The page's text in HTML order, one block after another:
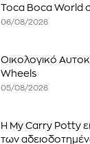
Toca Boca World
06/08/2026
Οικολογικό
Wheels
05/08/2026
Η My Carry Potty
των